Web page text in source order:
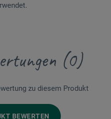
(0)
zu diesem Produkt
BEWERTEN